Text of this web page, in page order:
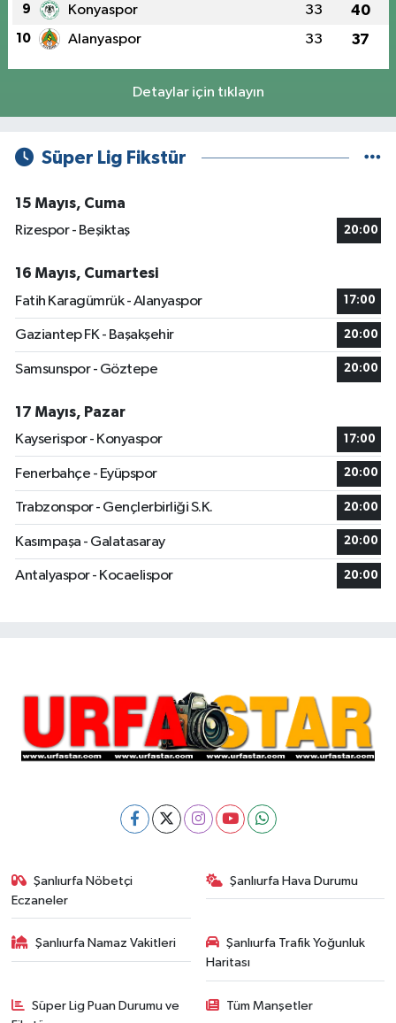
9 Konyaspor 33 40
10 Alanyaspor 33 37
Detaylar için tıklayın
Süper Lig Fikstür
15 Mayıs, Cuma
Rizespor - Beşiktaş
20:00
16 Mayıs, Cumartesi
Fatih Karagümrük - Alanyaspor
17:00
Gaziantep FK - Başakşehir 20:00
Samsunspor - Göztepe 20:00
17 Mayıs, Pazar
Kayserispor - Konyaspor
17:00
Fenerbahçe - Eyüpspor 20:00
Trabzonspor - Gençlerbirliği S.K. 20:00
Kasımpaşa - Galatasaray 20:00
Antalyaspor - Kocaelispor 20:00
Şanlıurfa Nöbetçi
Eczaneler
Şanlıurfa Hava Durumu
Şanlıurfa Namaz Vakitleri
Şanlıurfa Trafik Yoğunluk
Haritası
Süper Lig Puan Durumu ve
Tüm Manşetler